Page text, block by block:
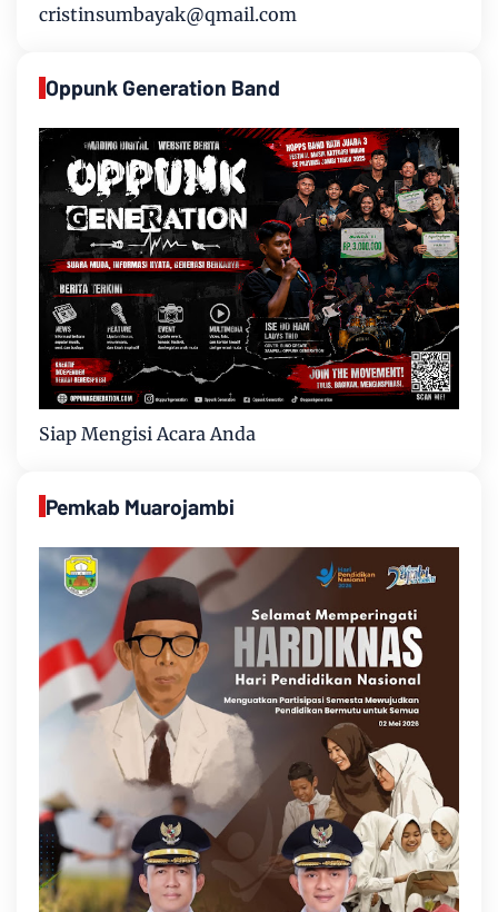
cristinsumbayak@qmail.com
Oppunk Generation Band
Siap Mengisi Acara Anda
Pemkab Muarojambi